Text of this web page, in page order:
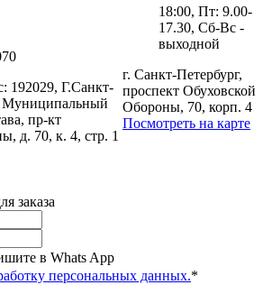
192029, Г.Санкт-
Муниципальный
пр-кт
д. 70, к. 4, стр. 1
18:00, Пт: 9.00-
17.30, Сб-Вс -
выходной
г. Санкт-Петербург,
проспект Обуховской
Обороны, 70, корп. 4
Посмотреть на карте
заказа
в Whats App
персональных данных.*